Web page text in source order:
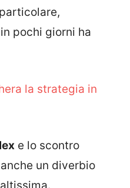
pochi giorni ha
la strategia in
e lo scontro
un diverbio